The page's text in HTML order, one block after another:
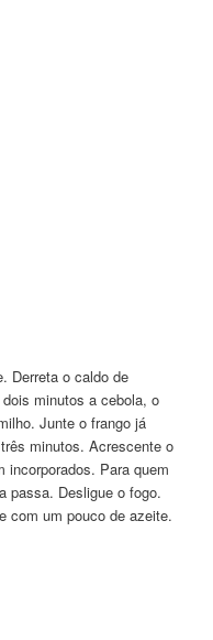
Derreta o caldo de
minutos a cebola, o
Junte o frango já
minutos. Acrescente o
incorporados. Para quem
passa. Desligue o fogo.
com um pouco de azeite.